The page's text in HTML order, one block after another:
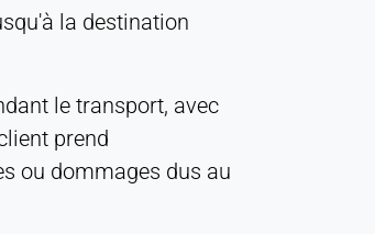
la destination
le transport, avec
prend
ou dommages dus au